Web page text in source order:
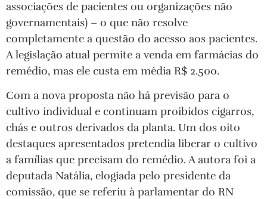
associações de pacientes ou organizações não
governamentais) – o que não resolve
completamente a questão do acesso aos pacientes.
A legislação atual permite a venda em farmácias do
remédio, mas ele custa em média R$ 2.500.
Com a nova proposta não há previsão para o
cultivo individual e continuam proibidos cigarros,
chás e outros derivados da planta. Um dos oito
destaques apresentados pretendia liberar o cultivo
a famílias que precisam do remédio. A autora foi a
deputada Natália, elogiada pelo presidente da
comissão, que se referiu à parlamentar do RN